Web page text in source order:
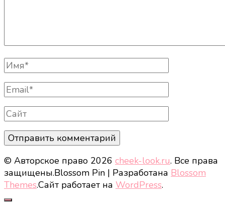
Полное
Имя
Email
Сайт
© Авторское право 2026 cheek-look.ru. Все права
защищены.Blossom Pin | Разработана Blossom
Themes.Сайт работает на WordPress.